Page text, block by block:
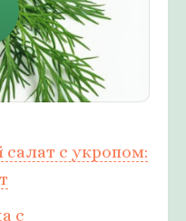
с укропом:
с